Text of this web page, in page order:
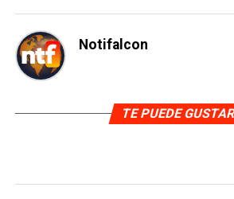
Notifalcon
TE PUEDE